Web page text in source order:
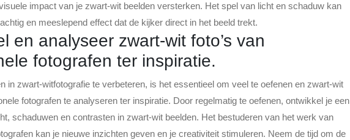
impact van je zwart-wit beelden versterken. Het spel van licht en schaduw kan
en meeslepend effect dat de kijker direct in het beeld trekt.
en analyseer zwart-wit foto’s van
fotografen ter inspiratie.
in zwart-witfotografie te verbeteren, is het essentieel om veel te oefenen en zwart-wit
fotografen te analyseren ter inspiratie. Door regelmatig te oefenen, ontwikkel je een
schaduwen en contrasten in zwart-wit beelden. Het bestuderen van het werk van
kan je nieuwe inzichten geven en je creativiteit stimuleren. Neem de tijd om de